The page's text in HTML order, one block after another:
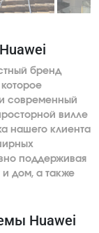
бренд
современный
вилле
нашего клиента
поддерживая
и дом, а также
Huawei